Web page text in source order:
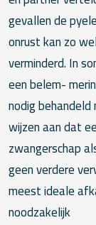
gevallen de
onrust kan zo
verminderd. In
een belem-
nodig
wijzen aan dat
zwangerschap
geen verdere
meest ideale
noodzakelijk